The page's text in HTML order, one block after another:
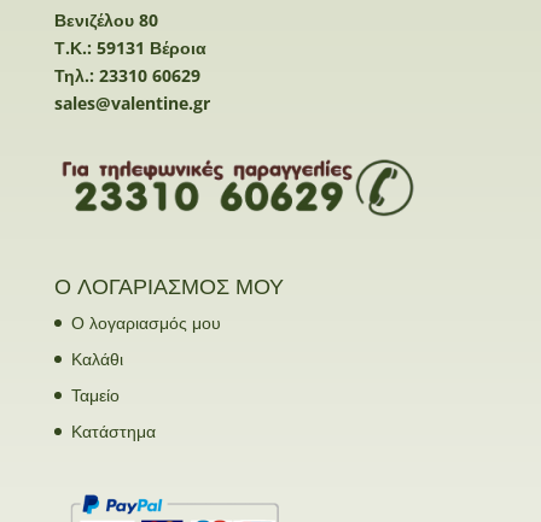
Βενιζέλου 80
Τ.Κ.: 59131 Βέροια
Τηλ.: 23310 60629
sales@valentine.gr
Ο ΛΟΓΑΡΙΑΣΜΟΣ ΜΟΥ
Ο λογαριασμός μου
Καλάθι
Ταμείο
Κατάστημα